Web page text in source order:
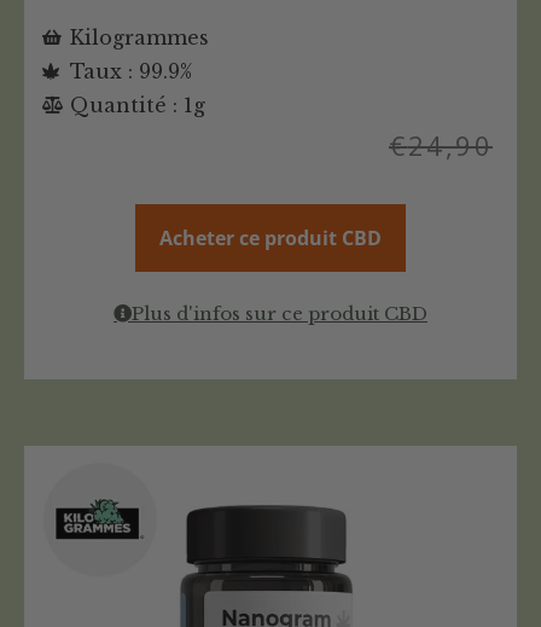
Kilogrammes
Taux : 99.9%
Quantité : 1g
€24,90
Acheter ce produit CBD
Plus d'infos sur ce produit CBD